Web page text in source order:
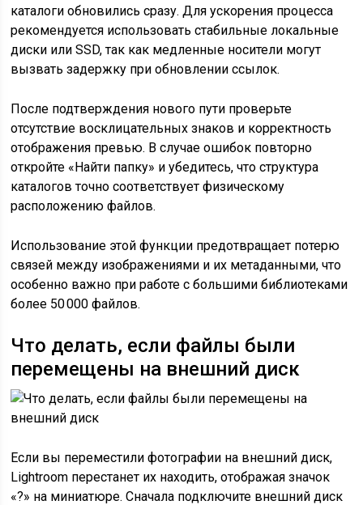
каталоги обновились сразу. Для ускорения процесса
рекомендуется использовать стабильные локальные
диски или SSD, так как медленные носители могут
вызвать задержку при обновлении ссылок.
После подтверждения нового пути проверьте
отсутствие восклицательных знаков и корректность
отображения превью. В случае ошибок повторно
откройте «Найти папку» и убедитесь, что структура
каталогов точно соответствует физическому
расположению файлов.
Использование этой функции предотвращает потерю
связей между изображениями и их метаданными, что
особенно важно при работе с большими библиотеками
более 50 000 файлов.
Что делать, если файлы были
перемещены на внешний диск
Если вы переместили фотографии на внешний диск,
Lightroom перестанет их находить, отображая значок
«?» на миниатюре. Сначала подключите внешний диск